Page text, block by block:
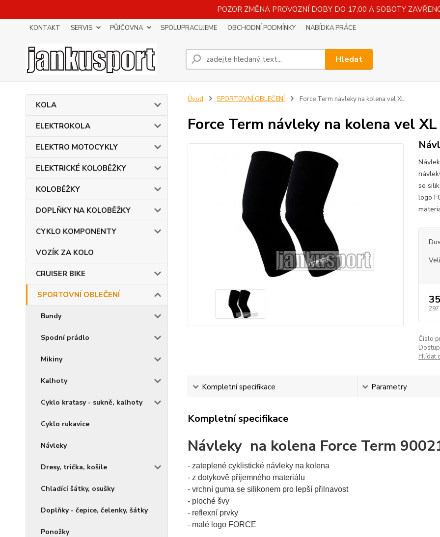
POZOR ZMĚNA PROVOZNÍ DOBY DO 17,00 A SOBOTY
KONTAKT SERVIS PŮJČOVNA SPOLUPRACUJEME OBCHODNÍ PODMÍNKY NABÍDKA PRÁCE
Hledat
KOLA
ELEKTROKOLA
ELEKTRO MOTOCYKLY
ELEKTRICKÉ KOLOBĚŽKY
KOLOBĚŽKY
DOPLŇKY NA KOLOBĚŽKY
CYKLO KOMPONENTY
VOZÍK ZA KOLO
CRUISER BIKE
SPORTOVNÍ OBLEČENÍ
Bundy
Spodní prádlo
Mikiny
Kalhoty
Cyklo kraťasy - sukně, kalhoty
Cyklo rukavice
Návleky
Dresy, trička, košile
Chladící šátky, osušky
Doplňky - čepice, čelenky, šátky
Ponožky
Úvod SPORTOVNÍ OBLEČENÍ Force Term návleky na kolena vel XL
Force Term návleky na kolena vel XL
se
logo
297
Číslo
Hlídat
Kompletní specifikace Parametry
Kompletní specifikace
Návleky na kolena Force Term
- zateplené cyklistické návleky na kolena
- z dotykově příjemného materiálu
- vrchní guma se silikonem pro lepší přilnavost
- ploché švy
- reflexní prvky
- malé logo FORCE